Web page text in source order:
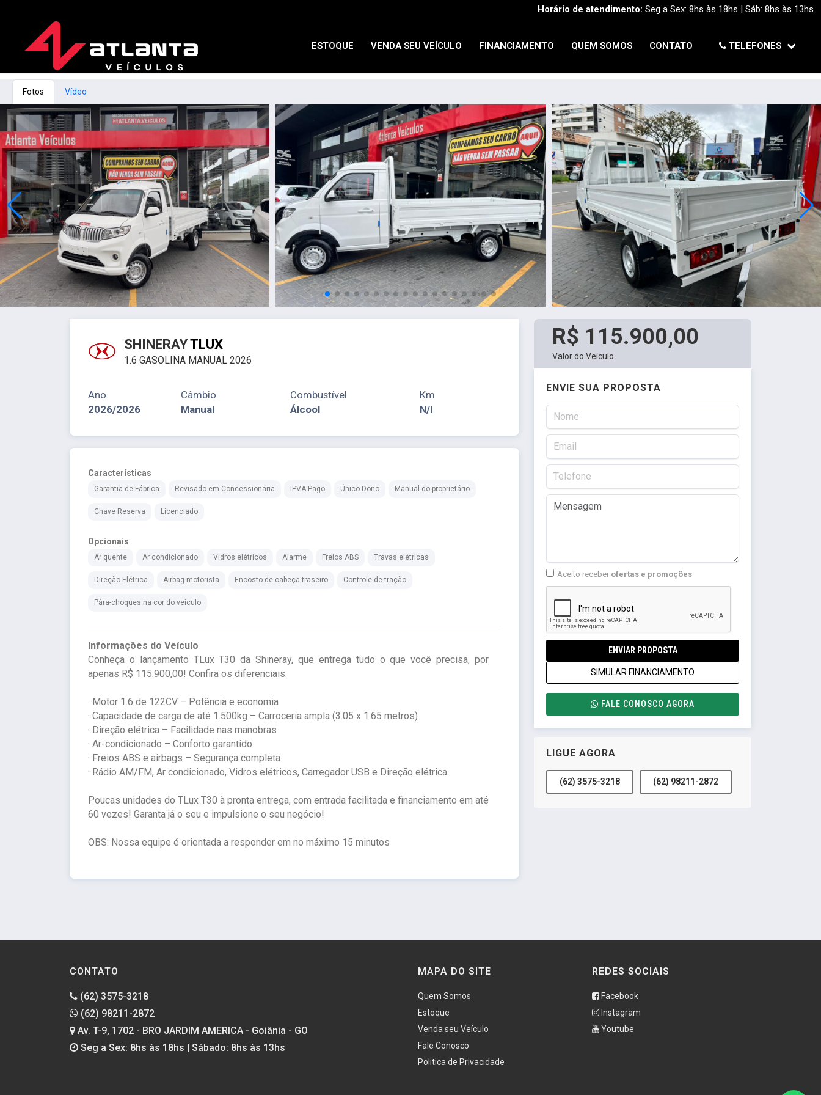
Horário de atendimento: Seg a Sex: 8hs às 18hs | Sáb: 8hs às 13hs
ESTOQUE VENDA SEU VEÍCULO FINANCIAMENTO QUEM SOMOS CONTATO TELEFONES
Fotos Vídeo
SHINERAYTLUX
1.6 GASOLINA MANUAL 2026
Ano
2026/2026
Câmbio
Manual
Combustível
Álcool
Km
N/I
Características
Garantia de Fábrica Revisado em Concessionária IPVA Pago Único Dono Manual do proprietário
Chave Reserva Licenciado
Opcionais
Ar quente Ar condicionado Vidros elétricos Alarme Freios ABS Travas elétricas
Direção Elétrica Airbag motorista Encosto de cabeça traseiro Controle de tração
Pára-choques na cor do veiculo
Informações do Veículo
Conheça o lançamento TLux T30 da Shineray, que entrega tudo o que você precisa, por
apenas R$ 115.900,00! Confira os diferenciais:
· Motor 1.6 de 122CV – Potência e economia
· Capacidade de carga de até 1.500kg – Carroceria ampla (3.05 x 1.65 metros)
· Direção elétrica – Facilidade nas manobras
· Ar-condicionado – Conforto garantido
· Freios ABS e airbags – Segurança completa
· Rádio AM/FM, Ar condicionado, Vidros elétricos, Carregador USB e Direção elétrica
Poucas unidades do TLux T30 à pronta entrega, com entrada facilitada e financiamento em até
60 vezes! Garanta já o seu e impulsione o seu negócio!
OBS: Nossa equipe é orientada a responder em no máximo 15 minutos
R$ 115.900,00
Valor do Veículo
ENVIE SUA PROPOSTA
Aceito receber ofertas e promoções
ENVIAR PROPOSTA
SIMULAR FINANCIAMENTO
FALE CONOSCO AGORA
LIGUE AGORA
(62) 3575-3218 (62) 98211-2872
CONTATO
(62) 3575-3218
(62) 98211-2872
Av. T-9, 1702 - BRO JARDIM AMERICA - Goiânia - GO
Seg a Sex: 8hs às 18hs | Sábado: 8hs às 13hs
MAPA DO SITE
Quem Somos
Estoque
Venda seu Veículo
Fale Conosco
Politica de Privacidade
REDES SOCIAIS
Facebook
Instagram
Youtube